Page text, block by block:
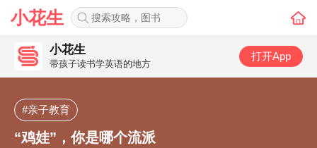
小花生
小花生
带孩子读书学英语的地方
打开App
#亲子教育
“鸡娃”，你是哪个流派